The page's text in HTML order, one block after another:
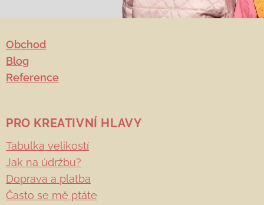
mi někdo rozhodl
svěřit jedno...
Obchod
Blog
Reference
PRO KREATIVNÍ HLAVY
Tabulka velikostí
Jak na údržbu?
Doprava a platba
Často se mě ptáte